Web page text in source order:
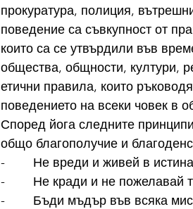
прокуратура, полиция,
поведение са съвкупност от
които са се утвърдили във
общества, общности, култури,
етични правила, които
поведението на всеки човек в
Според йога следните
общо благополучие и
-        Не вреди и живей в
-        Не кради и не
-        Бъди мъдър във всяка